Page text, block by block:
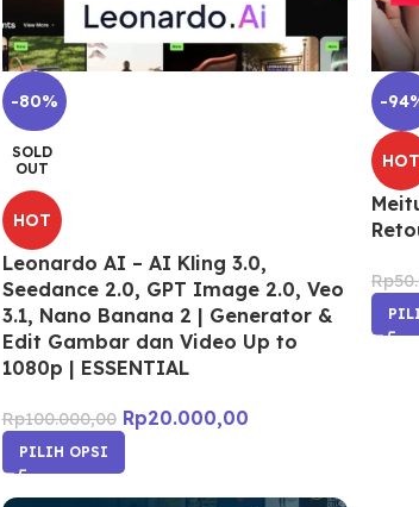
-80%
SOLD
OUT
HOT
Leonardo AI – AI Kling 3.0,
Seedance 2.0, GPT Image 2.0, Veo
3.1, Nano Banana 2 | Generator &
Edit Gambar dan Video Up to
1080p | ESSENTIAL
Rp100.000,00 Rp20.000,00
PILIH OPSI
-
HOT
Rp